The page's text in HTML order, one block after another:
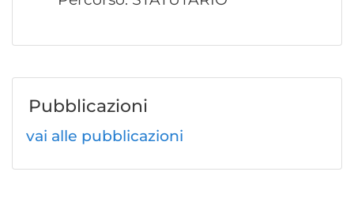
Pubblicazioni
vai alle pubblicazioni